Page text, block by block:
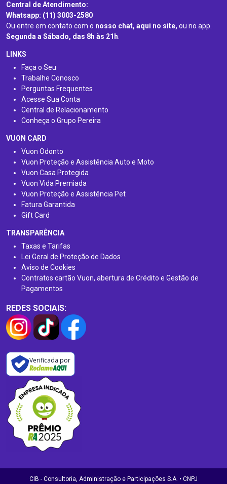
Central de Atendimento:
Whatsapp: (11) 3003-2580
Ou entre em contato com o nosso chat, aqui no site, ou no app.
Segunda a Sábado, das 8h às 21h.
LINKS
Faça o Seu
Trabalhe Conosco
Perguntas Frequentes
Acesse Sua Conta
Central de Relacionamento
Conheça o Grupo Pereira
VUON CARD
Vuon Odonto
Vuon Proteção e Assistência Auto e Moto
Vuon Casa Protegida
Vuon Vida Premiada
Vuon Proteção e Assistência Pet
Fatura Garantida
Gift Card
TRANSPARÊNCIA
Taxas e Tarifas
Lei Geral de Proteção de Dados
Aviso de Cookies
Contratos cartão Vuon, abertura de Crédito e Gestão de
Pagamentos
REDES SOCIAIS:
Verificada por
CIB - Consultoria, Administração e Participações S.A. • CNPJ